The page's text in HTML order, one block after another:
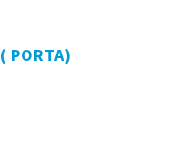
PORTA)